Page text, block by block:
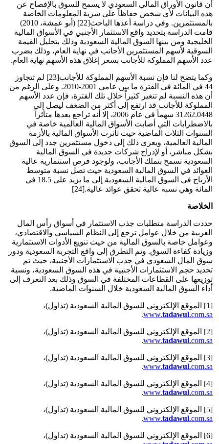
أن قانون الأوراق المالي السعودي لا يسمح للسوق بالإفصاح عن
هذه البيانات لأي شخص حفاظاً على سرية المعلومات الخاصة
بالمستثمرين. وفي دراسة أعدها الباحث[22] (أبو عمشة، 2010)
قامت الدراسة بتحديد واقع الاستثمار الأجنبي في الأسواق المالية
الخليجية ومن بينها السوق المالية السعودية وذلك بتحليل القيمة
السوقية لأسهم المستثمرين الأجانب في نهاية العام، وذلك بضرب
عدد الأسهم المملوكة للأجانب بسعر إغلاق هذه الأسهم نهاية العام.
وكما يتضح لنا فإن نسبة الأسهم المملوكة للأجانب[23] لم تتجاوز
44 في المائة في الفترة ما بين عامي 2001-2010. وعلى الرغم من
أن هذه النسبة لم تتغير كثيراً خلال تلك الفترة، فإن عدد الأسهم
المملوكة للأجانب قد ارتفع إلى أكثر من الضغف ليصل إلى
31262.0448 سهماً في عام 2006، إلا أنه تراجع بعدها متأثراً
بالاضطرابات التي أصابت الأسواق المالية العالمية خاصة في
السنوات الثلاث الماضية حيث تأثرت الأسواق المالية بالأزمة
المالية العالمية، ويعزى ذلك إلى دخول مستثمرين جدد إلى السوق
بشكل مباشر، أو لإدراج شركات جديدة في السوق المالية
السعودية تسمح بتملك الأجانب، ولوجود فرص استثمارية عالية
العوائد في السوق المالية السعودية حيث تصل نسبة متوسط
الأرباح في السوق المالية السعودية إلى ما يزيد على 18.5 في
المائة وهي نسبة عالية تحقق عوائد عالية.[24]
الخلاصة
حددت الدراسة متطلبات جذب الاستثمار في أسواق رأس المال
العربية من خلال عوامل ترجع إلى النظام السياسي والاقتصادي،
وعوامل خاصة بالسوق المالية من حيث تنويع الأدوات الاستثمارية
وزيادة كفاءة السوق. وتم التطرق إلى واقع التجربة السعودية ودور
سوق المال السعودي في جذب الاستثمارات الأجنبية، حيث تم
تحديد حجم الاستثمارات الأجنبية في هذه السوق السعودية، ونسبة
توزيعها على القطاعات المختلفة في السوق وذلك بعد التعرف إلى
أداء السوق المالية السعودية خلال السنوات الماضية.
[1] الموقع الإلكتروني للسوق المالية السعودية (تداول)،
www.tadawul.com.sa
.
[2] الموقع الإلكتروني للسوق المالية السعودية (تداول)،
www.tadawul.com.sa
.
[3] الموقع الإلكتروني للسوق المالية السعودية (تداول)،
www.tadawul.com.sa
.
[4] الموقع الإلكتروني للسوق المالية السعودية (تداول)،
www.tadawul.com.sa
.
[5] الموقع الإلكتروني للسوق المالية السعودية (تداول)،
www.tadawul.com.sa
.
[6] الموقع الإلكتروني للسوق المالية السعودية (تداول)،